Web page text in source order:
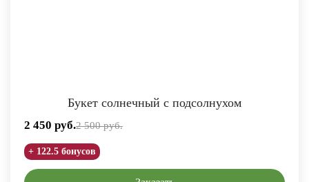
Букет солнечный с подсолнухом
2 450 руб.2 500 руб.
+ 122.5 бонусов